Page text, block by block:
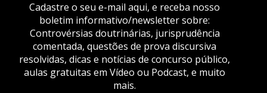
Cadastre o seu e-mail aqui, e receba nosso
boletim informativo/newsletter sobre:
Controvérsias doutrinárias, jurisprudência
comentada, questões de prova discursiva
resolvidas, dicas e notícias de concurso público,
aulas gratuitas em Vídeo ou Podcast, e muito
mais.